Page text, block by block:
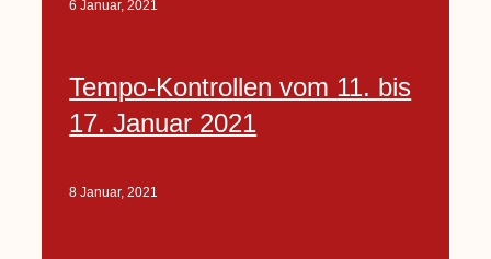
6 Januar, 2021
Tempo-Kontrollen vom 11. bis
17. Januar 2021
8 Januar, 2021